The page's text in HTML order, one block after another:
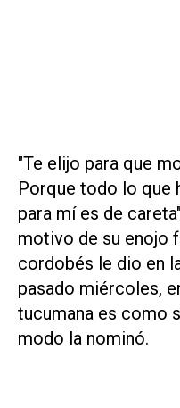
"Te elijo para que
Porque todo lo que
para mí es de
motivo de su enojo
cordobés le dio en
pasado miércoles,
tucumana es como
modo la nominó.